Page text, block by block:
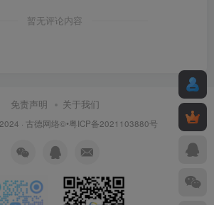
暂无评论内容
免责声明 关于我们
· 古德网络©•粤ICP备2021103880号